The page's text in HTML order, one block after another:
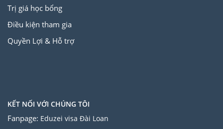
Trị giá học bổng
Điều kiện tham gia
Quyền Lợi & Hỗ trợ
KẾT NỐI VỚI CHÚNG TÔI
Fanpage: Eduzei visa Đài Loan